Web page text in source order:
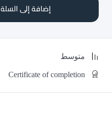
إضافة إلى السلة
متوسط
Certificate of completion